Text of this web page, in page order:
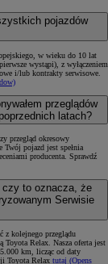
pojazdów
w wieku do 10 lat
wystąpi), z wyłączeniem
i/lub kontrakty serwisowe.
przeglądów
latach?
przegląd okresowy
pojazd jest spełnia
producenta. Sprawdź
czy to oznacza, że
Serwisie
z kolejnego przeglądu
Toyota Relax. Nasza oferta jest
km, licząc od daty
Toyota Relax tutaj (Opens